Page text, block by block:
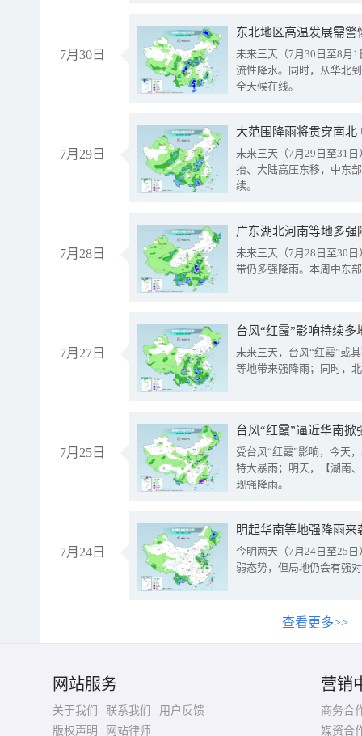
7月30日
东北地区高温发展需
未来三天（7月30日至8月
流性降水。同时，从华北
全天候在线。
7月29日
大范围降雨将贯穿南
未来三天（7月29日至31
抬、大陆高压东移，中东
续。
7月28日
广东湖北河南等地多
未来三天（7月28日至30
带仍多强降雨。本周中东
7月27日
台风“红霞”影响持续
未来三天，台风“红霞”或
等地带来强降雨；同时，
7月25日
台风“红霞”逼近华南
受台风“红霞”影响，今天
特大暴雨；明天，【湖南
现强降雨。
7月24日
明起华南等地强降雨
今明两天（7月24日至25
弱态势，但局地仍会有强
查看更多>>
网站服务
关于我们 联系我们
用户反馈
版权声明
网站律师
营销
商务合
媒资合